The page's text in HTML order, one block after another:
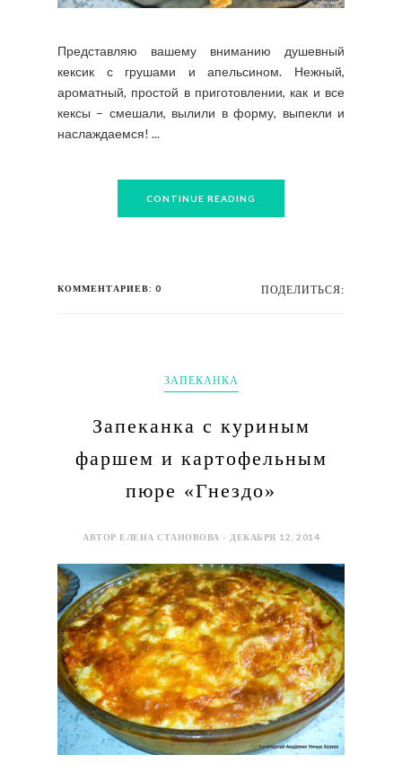
Представляю вашему вниманию душевный
кексик с грушами и апельсином. Нежный,
ароматный, простой в приготовлении, как и все
кексы – смешали, вылили в форму, выпекли и
наслаждаемся! ...
CONTINUE READING
КОММЕНТАРИЕВ: 0 ПОДЕЛИТЬСЯ:
ЗАПЕКАНКА
Запеканка с куриным
фаршем и картофельным
пюре «Гнездо»
АВТОР ЕЛЕНА СТАНОВОВА - ДЕКАБРЯ 12, 2014